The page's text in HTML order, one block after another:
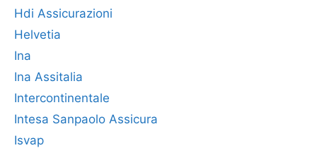
Hdi Assicurazioni
Helvetia
Ina
Ina Assitalia
Intercontinentale
Intesa Sanpaolo Assicura
Isvap